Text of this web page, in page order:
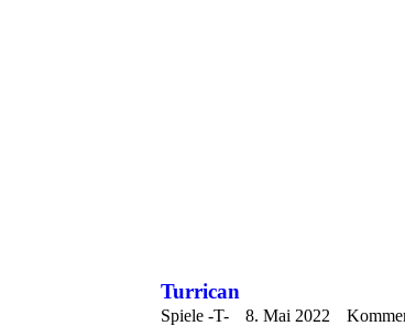
Turrican
Spiele -T- 8. Mai 2022